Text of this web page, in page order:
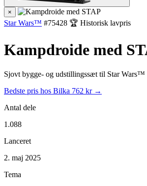
×
Star Wars™ #75428 🏆 Historisk lavpris
Kampdroide med
Sjovt bygge- og udstillingssæt til Star Wars™
Bedste pris hos Bilka 762 kr →
Antal dele
1.088
Lanceret
2. maj 2025
Tema